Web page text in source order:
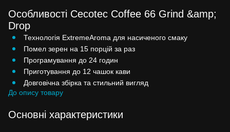
Особливості Cecotec Coffee 66 Grind &amp;
Drop
Технологія ExtremeAroma для насиченого смаку
Помел зерен на 15 порцій за раз
Програмування до 24 годин
Приготування до 12 чашок кави
Довговічна збірка та стильний вигляд
До опису товару
Основні характеристики